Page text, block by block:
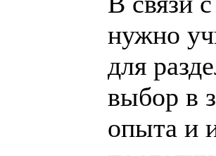
нужно
для
выбор в
опыта и